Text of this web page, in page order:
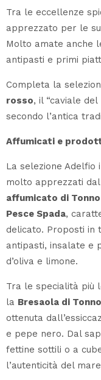
Tra le eccellenze
apprezzato per le
Molto amate anche
antipasti e primi
Completa la
rosso, il “caviale
secondo l’antica
Affumicati e
La selezione
molto apprezzati
affumicato di
Pesce Spada,
delicato. Proposti in
antipasti, insalate e
d’oliva e limone.
Tra le specialità più
la Bresaola di
ottenuta
e pepe nero. Dal
fettine sottili o a
l’autenticità del